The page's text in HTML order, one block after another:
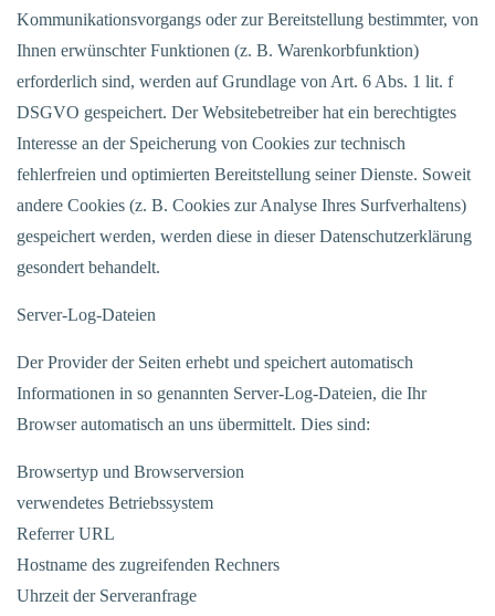
Kommunikationsvorgangs oder zur Bereitstellung bestimmter, von
Ihnen erwünschter Funktionen (z. B. Warenkorbfunktion)
erforderlich sind, werden auf Grundlage von Art. 6 Abs. 1 lit. f
DSGVO gespeichert. Der Websitebetreiber hat ein berechtigtes
Interesse an der Speicherung von Cookies zur technisch
fehlerfreien und optimierten Bereitstellung seiner Dienste. Soweit
andere Cookies (z. B. Cookies zur Analyse Ihres Surfverhaltens)
gespeichert werden, werden diese in dieser Datenschutzerklärung
gesondert behandelt.
Server-Log-Dateien
Der Provider der Seiten erhebt und speichert automatisch
Informationen in so genannten Server-Log-Dateien, die Ihr
Browser automatisch an uns übermittelt. Dies sind:
Browsertyp und Browserversion
verwendetes Betriebssystem
Referrer URL
Hostname des zugreifenden Rechners
Uhrzeit der Serveranfrage